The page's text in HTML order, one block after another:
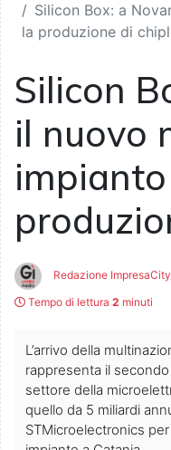
Silicon Box: a
la produzione di
Silicon
il nuovo
Redazione ImpresaCity
Tempo di lettura 2 minuti
L’arrivo della
rappresenta il
settore della
quello da 5 miliardi
STMicroelectronics